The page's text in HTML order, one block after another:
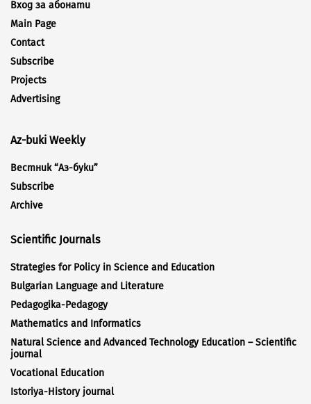
Вход за абонати
Main Page
Contact
Subscribe
Projects
Advertising
Az-buki Weekly
Вестник “Аз-буки”
Subscribe
Archive
Scientific Journals
Strategies for Policy in Science and Education
Bulgarian Language and Literature
Pedagogika-Pedagogy
Mathematics and Informatics
Natural Science and Advanced Technology Education – Scientific
journal
Vocational Education
Istoriya-History journal